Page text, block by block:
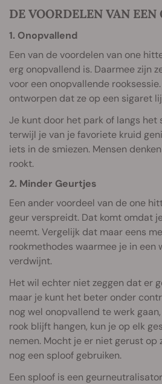
DE VOORDELEN VAN
1. Onopvallend
Een van de voordelen van one
erg onopvallend is. Daarmee zijn
voor een onopvallende
ontworpen dat ze op een sigaret
Je kunt door het park of langs het
terwijl je van je favoriete kruid
iets in de smiezen. Mensen
rookt.
2. Minder Geurtjes
Een ander voordeel van de one
geur verspreidt. Dat komt omdat
neemt. Vergelijk dat maar eens
rookmethodes waarmee je in een
verdwijnt.
Het wil echter niet zeggen dat er
maar je kunt het beter onder
nog wel onopvallend te werk
rook blijft hangen, kun je op elk
nemen. Mocht je er niet gerust op
nog een sploof gebruiken.
Een sploof is een